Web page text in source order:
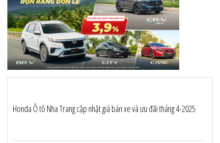
Honda Ô tô Nha Trang cập nhật giá bán xe và ưu đãi tháng 4-2025